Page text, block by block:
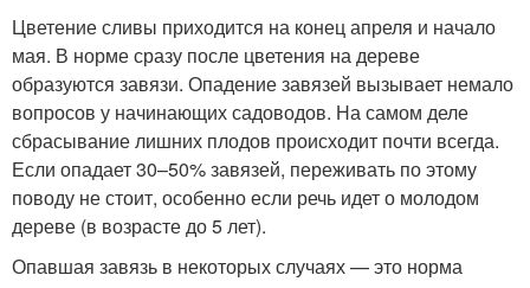
Цветение сливы приходится на конец апреля и начало
мая. В норме сразу после цветения на дереве
образуются завязи. Опадение завязей вызывает немало
вопросов у начинающих садоводов. На самом деле
сбрасывание лишних плодов происходит почти всегда.
Если опадает 30–50% завязей, переживать по этому
поводу не стоит, особенно если речь идет о молодом
дереве (в возрасте до 5 лет).
Опавшая завязь в некоторых случаях — это норма